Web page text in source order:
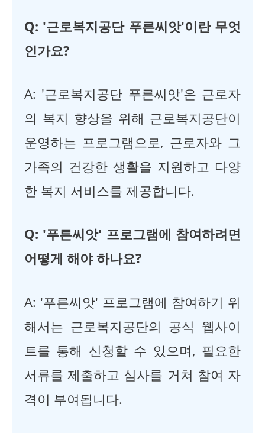
Q: '근로복지공단 푸른씨앗'이란 무엇
인가요?
A: '근로복지공단 푸른씨앗'은 근로자
의 복지 향상을 위해 근로복지공단이
운영하는 프로그램으로, 근로자와 그
가족의 건강한 생활을 지원하고 다양
한 복지 서비스를 제공합니다.
Q: '푸른씨앗' 프로그램에 참여하려면
어떻게 해야 하나요?
A: '푸른씨앗' 프로그램에 참여하기 위
해서는 근로복지공단의 공식 웹사이
트를 통해 신청할 수 있으며, 필요한
서류를 제출하고 심사를 거쳐 참여 자
격이 부여됩니다.